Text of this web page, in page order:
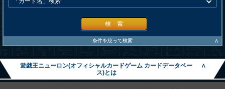
検 索
条件を絞って検索 ∧
遊戯王ニューロン(オフィシャルカードゲーム カードデータベー
ス)とは
∧